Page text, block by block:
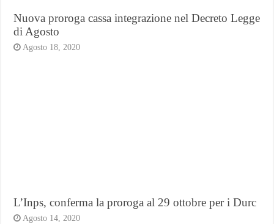
Nuova proroga cassa integrazione nel Decreto Legge
di Agosto
Agosto 18, 2020
L’Inps, conferma la proroga al 29 ottobre per i Durc
Agosto 14, 2020